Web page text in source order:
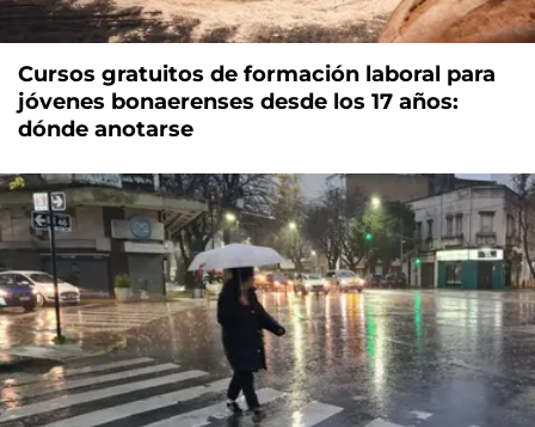
Cursos gratuitos de formación laboral para
jóvenes bonaerenses desde los 17 años:
dónde anotarse